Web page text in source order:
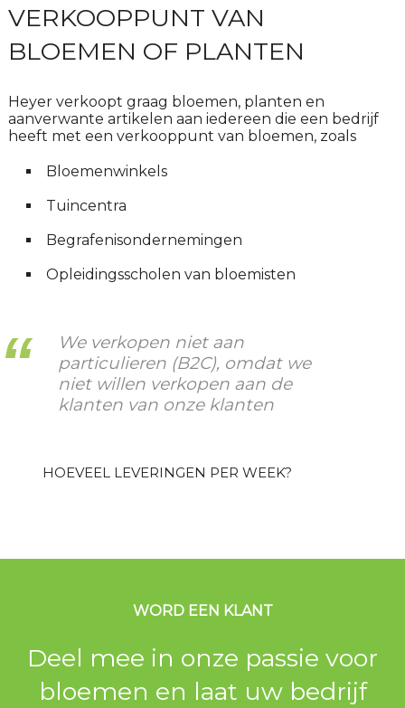
VERKOOPPUNT VAN
BLOEMEN OF PLANTEN
Heyer verkoopt graag bloemen, planten en
aanverwante artikelen aan iedereen die een bedrijf
heeft met een verkooppunt van bloemen, zoals
Bloemenwinkels
Tuincentra
Begrafenisondernemingen
Opleidingsscholen van bloemisten
We verkopen niet aan
particulieren (B2C), omdat we
niet willen verkopen aan de
klanten van onze klanten
HOEVEEL LEVERINGEN PER WEEK?
WORD EEN KLANT
Deel mee in onze passie voor
bloemen en laat uw bedrijf